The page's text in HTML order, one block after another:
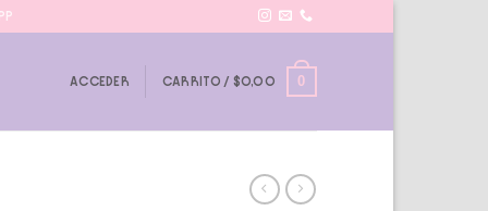
ACCEDER CARRITO / $0,00 0